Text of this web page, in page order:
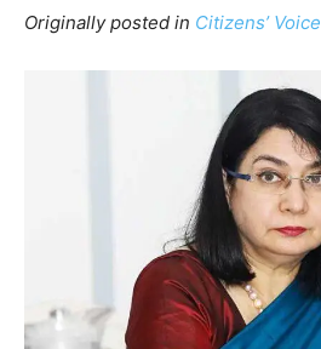
Originally posted in Citizens’ Voice